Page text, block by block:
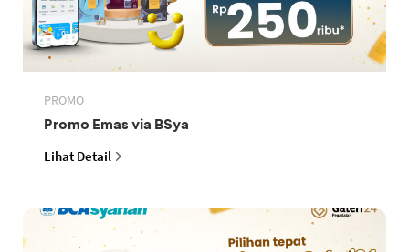
PROMO
Promo Emas via BSya
Lihat Detail